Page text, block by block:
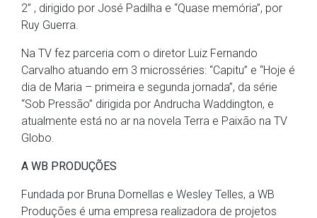
2” , dirigido por José Padilha e “Quase memória”, por
Ruy Guerra.
Na TV fez parceria com o diretor Luiz Fernando
Carvalho atuando em 3 microsséries: “Capitu” e “Hoje é
dia de Maria – primeira e segunda jornada”, da série
“Sob Pressão” dirigida por Andrucha Waddington, e
atualmente está no ar na novela Terra e Paixão na TV
Globo.
A WB PRODUÇÕES
Fundada por Bruna Dornellas e Wesley Telles, a WB
Produções é uma empresa realizadora de projetos